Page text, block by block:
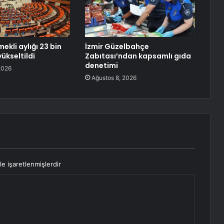
aylığı 23 bin
İzmir Güzelbahçe
Zabıtası’ndan kapsamlı gıda
denetimi
Ağustos 8, 2026
işaretlenmişlerdir